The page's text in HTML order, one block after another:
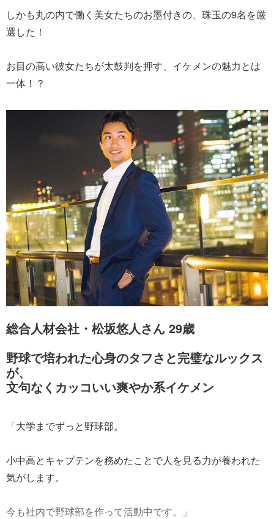
しかも丸の内で働く美女たちのお墨付きの、珠玉の9名を厳
選した！
お目の高い彼女たちが太鼓判を押す、イケメンの魅力とは
一体！？
総合人材会社・松坂悠人さん 29歳
野球で培われた心身のタフさと完璧なルックス
が、
文句なくカッコいい爽やか系イケメン
「大学までずっと野球部。
小中高とキャプテンを務めたことで人を見る力が養われた
気がします。
今も社内で野球部を作って活動中です。」